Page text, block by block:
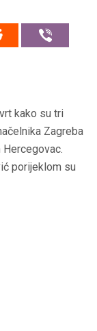
kako su tri
Zagreba
porijeklom su